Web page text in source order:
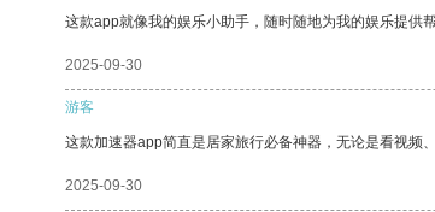
这款app就像我的娱乐小助手，随时随地为我的娱乐提供帮
2025-09-30
游客
这款加速器app简直是居家旅行必备神器，无论是看视频
2025-09-30